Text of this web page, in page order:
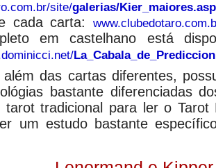
site/galerias/Kier_maiores.asp
cada carta:
em castelhano está
das cartas diferentes,
bastante diferenciadas
tradicional para ler o Tarot
um estudo bastante